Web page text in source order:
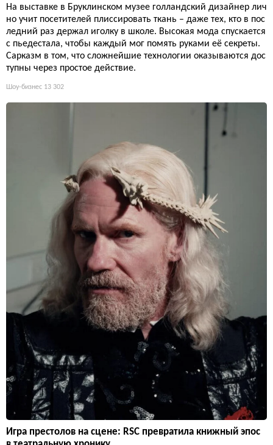
На выставке в Бруклинском музее голландский дизайнер лич
но учит посетителей плиссировать ткань – даже тех, кто в пос
ледний раз держал иголку в школе. Высокая мода спускается
с пьедестала, чтобы каждый мог помять руками её секреты.
Сарказм в том, что сложнейшие технологии оказываются дос
тупны через простое действие.
Шоу-бизнес 13 302
Игра престолов на сцене: RSC превратила книжный эпос